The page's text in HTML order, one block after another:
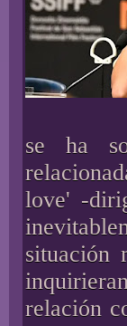
se ha
love' -
situación
relación